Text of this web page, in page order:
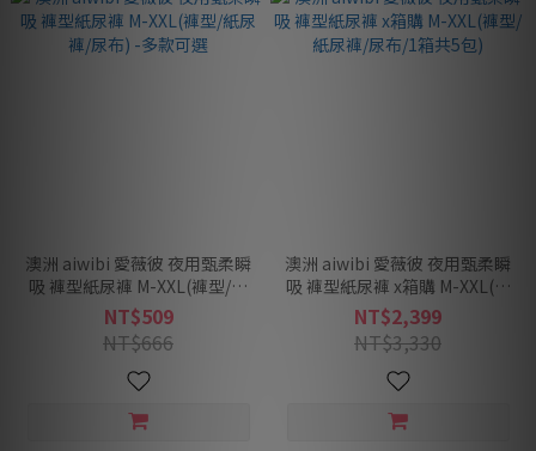
澳洲 aiwibi 愛薇彼 夜用甄柔瞬
吸 褲型紙尿褲 M-XXL(褲型/紙
尿褲/尿布) -多款可選
NT$509
NT$666
澳洲 aiwibi 愛薇彼 夜用甄柔瞬
吸 褲型紙尿褲 x箱購 M-XXL(褲
型/紙尿褲/尿布/1箱共5包)
NT$2,399
NT$3,330